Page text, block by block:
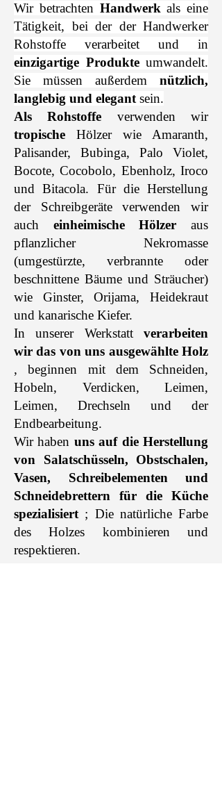
Wir betrachten Handwerk als eine
Tätigkeit, bei der der Handwerker
Rohstoffe verarbeitet und in
einzigartige Produkteumwandelt.
Sie müssen außerdem nützlich,
langlebig und elegant sein.
Als Rohstoffe verwenden wir
tropische Hölzer wie Amaranth,
Palisander, Bubinga, Palo Violet,
Bocote, Cocobolo, Ebenholz, Iroco
und Bitacola. Für die Herstellung
der Schreibgeräte verwenden wir
auch einheimische Hölzer aus
pflanzlicher Nekromasse
(umgestürzte, verbrannte oder
beschnittene Bäume und Sträucher)
wie Ginster, Orijama, Heidekraut
und kanarische Kiefer.
In unserer Werkstatt verarbeiten
wir das von uns ausgewählte Holz
, beginnen mit dem Schneiden,
Hobeln, Verdicken, Leimen,
Leimen, Drechseln und der
Endbearbeitung.
Wir haben uns auf die Herstellung
von Salatschüsseln, Obstschalen,
Vasen, Schreibelementen und
Schneidebrettern für die Küche
spezialisiert ; Die natürliche Farbe
des Holzes kombinieren und
respektieren.